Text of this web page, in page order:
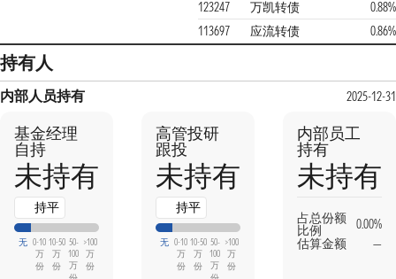
123247
万凯转债
0.88%
113697
应流转债 0.86%
持有人
内部人员持有 2025-12-31
基金经理
自持
未持有
持平
无 0-10
万
份
10-50
万
份
50-
100
万
>100
万
份
高管投研
跟投
未持有
持平
无 0-10
万
份
10-50
万
份
50-
100
万
>100
万
份
内部员工
持有
未持有
占总份额
比例
0.00%
估算金额
—